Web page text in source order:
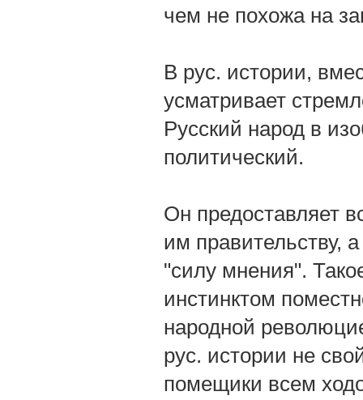
чем не похожа на
В рус. истории,
усматривает
Русский народ в
политический.
Он предоставляет
им правительству,
"силу мнения".
инстинктом
народной
рус. истории не
помещики всем